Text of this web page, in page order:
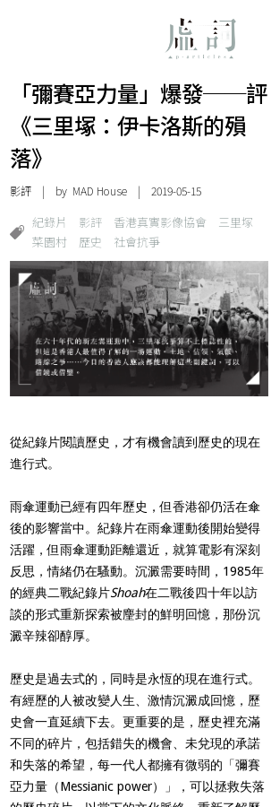
「彌賽亞力量」爆發──評
《三里塚：伊卡洛斯的殞
落》
影評 | by MAD House | 2019-05-15
紀錄片 影評 香港真實影像協會
三里塚
菜園村
歷史 社會抗爭
從紀錄片閱讀歷史，才有機會讀到歷史的現在
進行式。
雨傘運動已經有四年歷史，但香港卻仍活在傘
後的影響當中。紀錄片在雨傘運動後開始變得
活躍，但雨傘運動距離還近，就算電影有深刻
反思，情緒仍在騷動。沉澱需要時間，1985年
的經典二戰紀錄片Shoah在二戰後四十年以訪
談的形式重新探索被麈封的鮮明回憶，那份沉
澱辛辣卻醇厚。
歷史是過去式的，同時是永恆的現在進行式。
有經歷的人被改變人生、激情沉澱成回憶，歷
史會一直延續下去。更重要的是，歷史裡充滿
不同的碎片，包括錯失的機會、未兌現的承諾
和失落的希望，每一代人都擁有微弱的「彌賽
亞力量（Messianic power）」，可以拯救失落